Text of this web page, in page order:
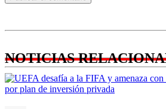
NOTICIAS